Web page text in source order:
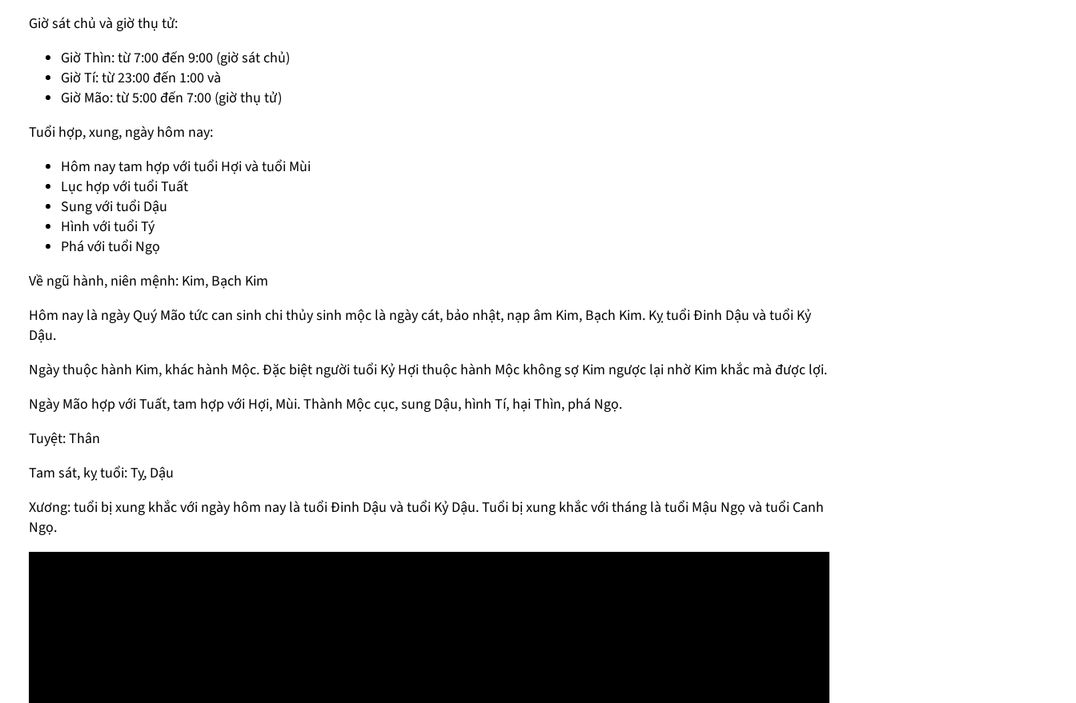
Giờ sát chủ và giờ thụ tử:
Giờ Thìn: từ 7:00 đến 9:00 (giờ sát chủ)
Giờ Tí: từ 23:00 đến 1:00 và
Giờ Mão: từ 5:00 đến 7:00 (giờ thụ tử)
Tuổi hợp, xung, ngày hôm nay:
Hôm nay tam hợp với tuổi Hợi và tuổi Mùi
Lục hợp với tuổi Tuất
Sung với tuổi Dậu
Hình với tuổi Tý
Phá với tuổi Ngọ
Về ngũ hành, niên mệnh: Kim, Bạch Kim
Hôm nay là ngày Quý Mão tức can sinh chi thủy sinh mộc là ngày cát, bảo nhật, nạp âm Kim, Bạch Kim. Kỵ tuổi Đinh Dậu và tuổi Kỷ
Dậu.
Ngày thuộc hành Kim, khác hành Mộc. Đặc biệt người tuổi Kỷ Hợi thuộc hành Mộc không sợ Kim ngược lại nhờ Kim khắc mà được lợi.
Ngày Mão hợp với Tuất, tam hợp với Hợi, Mùi. Thành Mộc cục, sung Dậu, hình Tí, hại Thìn, phá Ngọ.
Tuyệt: Thân
Tam sát, kỵ tuổi: Tỵ, Dậu
Xương: tuổi bị xung khắc với ngày hôm nay là tuổi Đinh Dậu và tuổi Kỷ Dậu. Tuổi bị xung khắc với tháng là tuổi Mậu Ngọ và tuổi Canh
Ngọ.